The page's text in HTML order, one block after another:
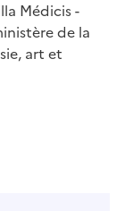
Médicis -
de la
art et